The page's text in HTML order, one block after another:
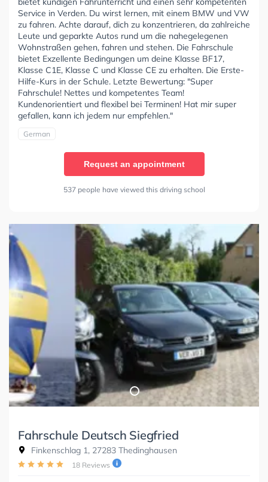
Service in Verden. Du wirst lernen, mit einem BMW und VW
zu fahren. Achte darauf, dich zu konzentrieren, da zahlreiche
Leute und geparkte Autos rund um die nahegelegenen
Wohnstraßen gehen, fahren und stehen. Die Fahrschule
bietet Exzellente Bedingungen um deine Klasse BF17,
Klasse C1E, Klasse C und Klasse CE zu erhalten. Die Erste-
Hilfe-Kurs in der Schule. Letzte Bewertung: "Super
Fahrschule! Nettes und kompetentes Team!
Kundenorientiert und flexibel bei Terminen! Hat mir super
gefallen, kann ich jedem nur empfehlen."
German
Request an appointment
537 people have viewed this driving school
Fahrschule Deutsch Siegfried
Finkenschlag 1, 27283 Thedinghausen
18 Reviews